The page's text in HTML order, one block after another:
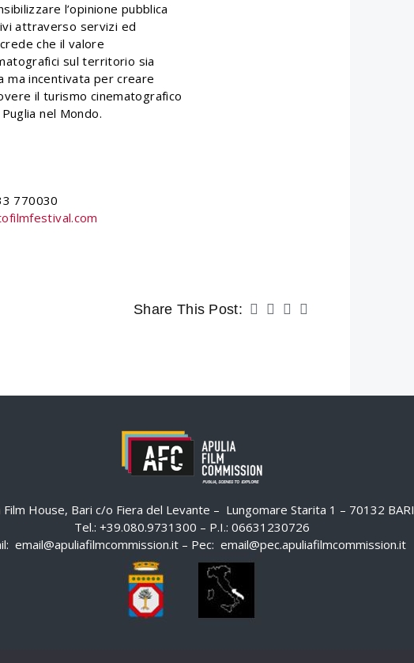
l’opinione pubblica
attraverso servizi ed
che il valore
sul territorio sia
ma incentivata per creare
il turismo cinematografico
nel Mondo.
770030
Share This Post:
Film House, Bari c/o Fiera del Levante – Lungomare Starita 1 – 70132 BARI
Tel.: +39.080.9731300 – P.I.: 06631230726
email@apuliafilmcommission.it – Pec: email@pec.apuliafilmcommission.it